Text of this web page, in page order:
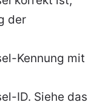
der
Kennung mit
ID. Siehe das